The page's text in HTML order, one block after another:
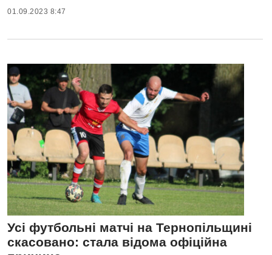
01.09.2023 8:47
Усі футбольні матчі на Тернопільщині
скасовано: стала відома офіційна